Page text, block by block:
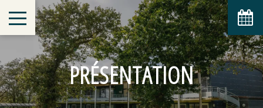
PRÉSENTATION